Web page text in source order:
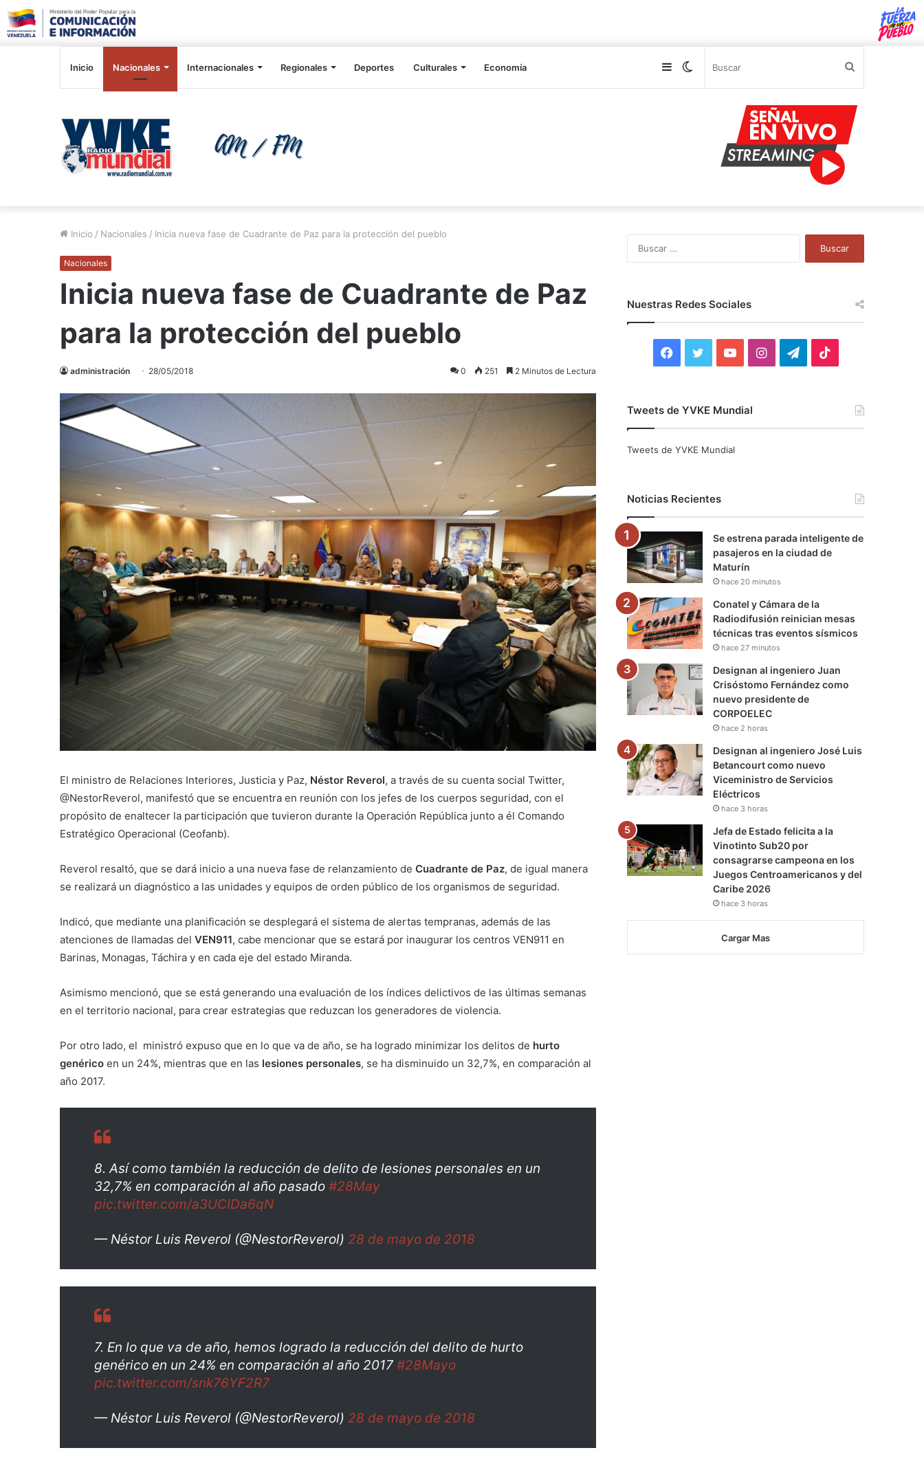
Inicio Nacionales Internacionales Regionales Deportes Culturales Economía Switch
Sidebar
Inicio / Nacionales / Inicia nueva fase de Cuadrante de Paz para la protección del pueblo
Nacionales
Inicia nueva fase de Cuadrante de Paz
para la protección del pueblo
administración 28/05/2018 0 251 2 Minutos de Lectura
El ministro de Relaciones Interiores, Justicia y Paz, Néstor Reverol, a través de su cuenta social Twitter,
@NestorReverol, manifestó que se encuentra en reunión con los jefes de los cuerpos seguridad, con el
propósito de enaltecer la participación que tuvieron durante la Operación República junto a él Comando
Estratégico Operacional (Ceofanb).
Reverol resaltó, que se dará inicio a una nueva fase de relanzamiento de Cuadrante de Paz, de igual manera
se realizará un diagnóstico a las unidades y equipos de orden público de los organismos de seguridad.
Indicó, que mediante una planificación se desplegará el sistema de alertas tempranas, además de las
atenciones de llamadas del VEN911, cabe mencionar que se estará por inaugurar los centros VEN911 en
Barinas, Monagas, Táchira y en cada eje del estado Miranda.
Asimismo mencionó, que se está generando una evaluación de los índices delictivos de las últimas semanas
en el territorio nacional, para crear estrategias que reduzcan los generadores de violencia.
Por otro lado, el ministró expuso que en lo que va de año, se ha logrado minimizar los delitos de hurto
genérico en un 24%, mientras que en las lesiones personales, se ha disminuido un 32,7%, en comparación al
año 2017.
8. Así como también la reducción de delito de lesiones personales en un
32,7% en comparación al año pasado #28May
pic.twitter.com/a3UCIDa6qN
— Néstor Luis Reverol (@NestorReverol) 28 de mayo de 2018
7. En lo que va de año, hemos logrado la reducción del delito de hurto
genérico en un 24% en comparación al año 2017 #28Mayo
pic.twitter.com/snk76YF2R7
— Néstor Luis Reverol (@NestorReverol) 28 de mayo de 2018
Nuestras Redes Sociales
F
c
o
k
i
r
Y
u
e
I
r
a
T
a
m
Tweets de YVKE Mundial
Tweets de YVKE Mundial
Noticias Recientes
Se estrena parada inteligente de
pasajeros en la ciudad de
Maturín
hace 20 minutos
Conatel y Cámara de la
Radiodifusión reinician mesas
técnicas tras eventos sísmicos
hace 27 minutos
Designan al ingeniero Juan
Crisóstomo Fernández como
nuevo presidente de
CORPOELEC
hace 2 horas
Designan al ingeniero José Luis
Betancourt como nuevo
Viceministro de Servicios
Eléctricos
hace 3 horas
Jefa de Estado felicita a la
Vinotinto Sub20 por
consagrarse campeona en los
Juegos Centroamericanos y del
Caribe 2026
hace 3 horas
Cargar Mas